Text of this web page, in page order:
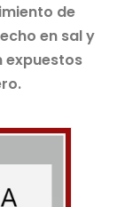
de
en sal y
expuestos